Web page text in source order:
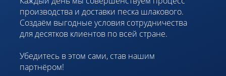
производства и доставки песка шлакового.
Создаём выгодные условия сотрудничества
для десятков клиентов по всей стране.
Убедитесь в этом сами, став нашим
партнёром!